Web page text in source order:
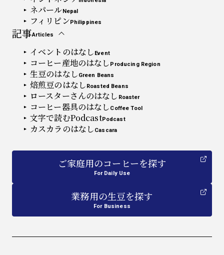
ネパールNepal
フィリピンPhilippines
記事Articles
イベントのはなし Event
コーヒー産地のはなし Producing Region
生豆のはなし Green Beans
焙煎豆のはなし Roasted Beans
ロースターさんのはなし Roaster
コーヒー器具のはなし Coffee Tool
文字で読むPodcastPodcast
カスカラのはなし Cascara
ご家庭用のコーヒーを探す
For Daily Use
業務用の生豆を探す
For Business